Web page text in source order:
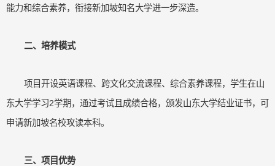
能力和综合素养，衔接新加坡知名大学进一步深造。
二、培养模式
项目开设英语课程、跨文化交流课程、综合素养课程，学生在山
东大学学习2学期，通过考试且成绩合格，颁发山东大学结业证书，可
申请新加坡名校攻读本科。
三、项目优势